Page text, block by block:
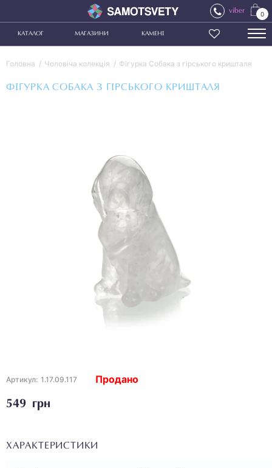
viber 0
КАТАЛОГ МАГАЗИНИ КАМЕНІ
Головна Чоловіча колекція Фігурка Собака з гірського кришталя
ФІГУРКА СОБАКА З ГІРСЬКОГО КРИШТАЛЯ
Артикул: 1.17.09.117
549 грн
Продано
ХАРАКТЕРИСТИКИ